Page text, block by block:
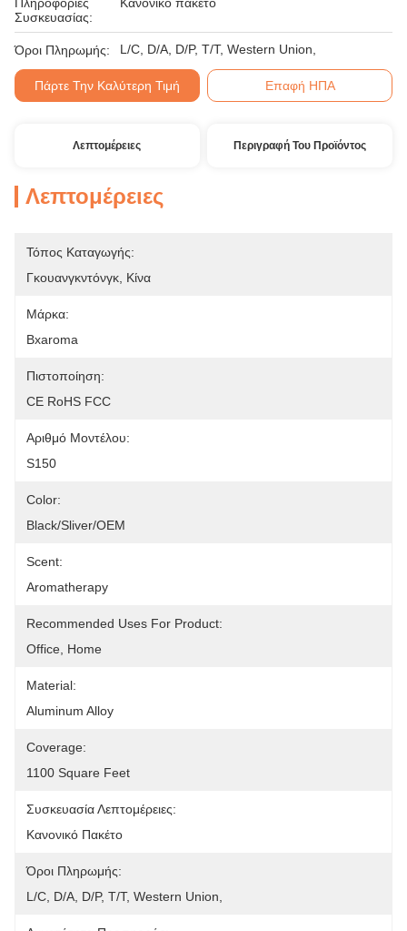
Συσκευασίας:
Όροι Πληρωμής: L/C, D/A, D/P, T/T, Western Union,
Πάρτε Την Καλύτερη Τιμή Επαφή ΗΠΑ
Λεπτομέρειες Περιγραφή Του Προϊόντος
Λεπτομέρειες
Τόπος Καταγωγής:
Γκουανγκντόνγκ, Κίνα
Μάρκα:
Bxaroma
Πιστοποίηση:
CE RoHS FCC
Αριθμό Μοντέλου:
S150
Color:
Black/Sliver/OEM
Scent:
Aromatherapy
Recommended Uses For Product:
Office, Home
Material:
Aluminum Alloy
Coverage:
1100 Square Feet
Συσκευασία Λεπτομέρειες:
Κανονικό Πακέτο
Όροι Πληρωμής:
L/C, D/A, D/P, T/T, Western Union,